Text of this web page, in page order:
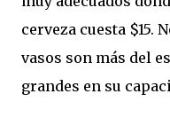
cerveza cuesta $15.
vasos son más del
grandes en su